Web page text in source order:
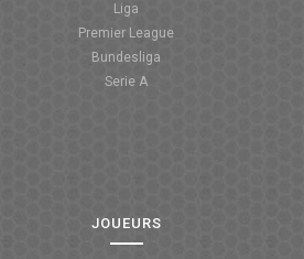
COUPE DE FRANCE
COUPE DE LA LIGUE
Liga
Premier League
Bundesliga
Serie A
JOUEURS